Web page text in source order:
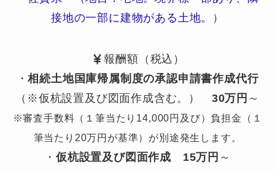
接地の一部に建物がある土地。
）
報酬額（税込）
・相続土地国庫帰属制度の承認申請書作成代行
（※仮杭設置及び図面作成含む。） 30万円 ～
※審査手数料（１筆当たり14,000円及び）負担金（１
筆当たり20万円が基準）が別途発生します。
・ 仮杭設置及び図面作成 15万円 ～